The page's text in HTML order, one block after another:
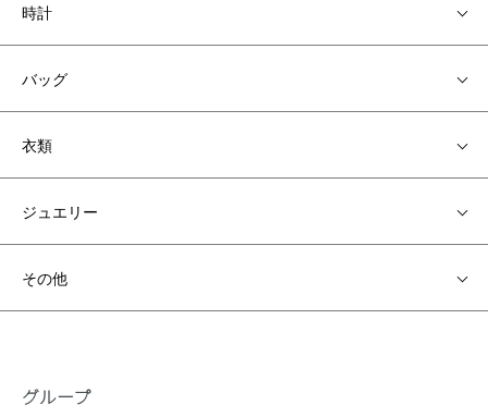
時計
バッグ
衣類
ジュエリー
その他
グループ